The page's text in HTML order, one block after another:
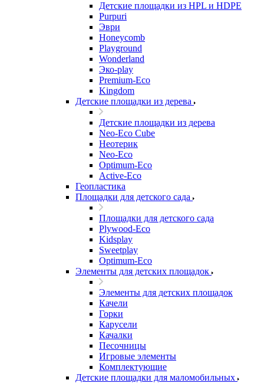
Детские площадки из HPL и HDPE
Purpuri
Эври
Honeycomb
Playground
Wonderland
Эко-play
Premium-Eco
Kingdom
Детские площадки из дерева
Детские площадки из дерева
Neo-Eco Cube
Неотерик
Neo-Eco
Оptimum-Еco
Active-Eco
Геопластика
Площадки для детского сада
Площадки для детского сада
Plywood-Eco
Kidsplay
Sweetplay
Оptimum-Еco
Элементы для детских площадок
Элементы для детских площадок
Качели
Горки
Карусели
Качалки
Песочницы
Игровые элементы
Комплектующие
Детские площадки для маломобильных